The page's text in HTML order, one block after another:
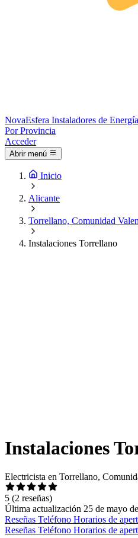
NovaEsfera Instaladores de
Por Provincia
Acceder
Abrir menú
Inicio
Alicante
Torrellano, Comunidad
Instalaciones Torrellano
Instalaciones
Electricista en Torrellano,
5 (2 reseñas)
Última actualización 25 de mayo
Reseñas Teléfono Horarios de
Reseñas Teléfono Horarios de